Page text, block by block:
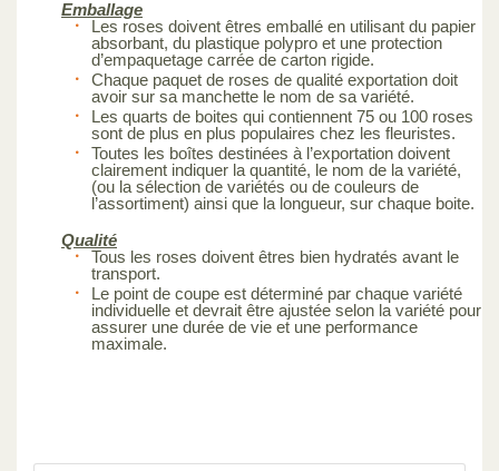
Emballage
Les roses doivent êtres emballé en utilisant du papier
absorbant, du plastique polypro et une protection
d’empaquetage carrée de carton rigide.
Chaque paquet de roses de qualité exportation doit
avoir sur sa manchette le nom de sa variété.
Les quarts de boites qui contiennent 75 ou 100 roses
sont de plus en plus populaires chez les fleuristes.
Toutes les boîtes destinées à l’exportation doivent
clairement indiquer la quantité, le nom de la variété,
(ou la sélection de variétés ou de couleurs de
l’assortiment) ainsi que la longueur, sur chaque boite.
Qualité
Tous les roses doivent êtres bien hydratés avant le
transport.
Le point de coupe est déterminé par chaque variété
individuelle et devrait être ajustée selon la variété pour
assurer une durée de vie et une performance
maximale.